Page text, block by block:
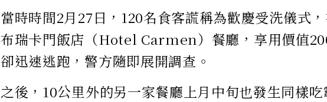
當時時間2月27日，120名食客謊稱為歡慶受洗儀式
布瑞卡門飯店（Hotel Carmen）餐廳，享用價值
卻迅速逃跑，警方隨即展開調查。
之後，10公里外的另一家餐廳上月中旬也發生同樣